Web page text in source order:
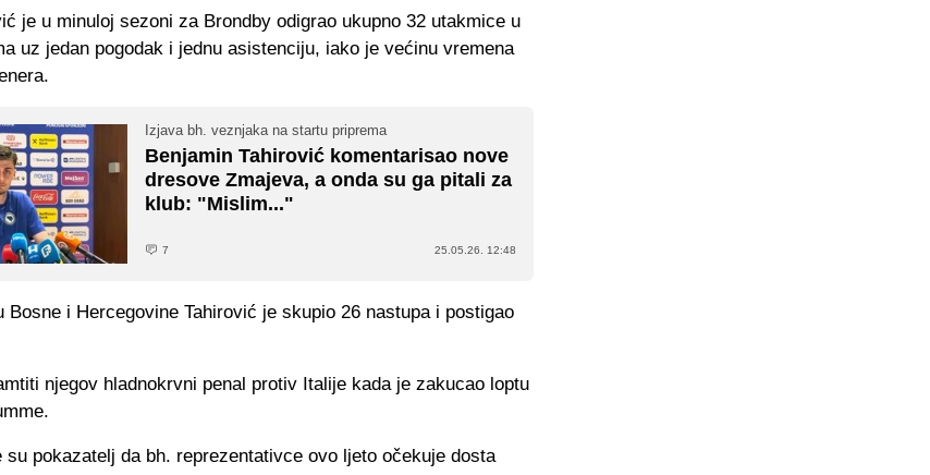
je u minuloj sezoni za Brondby odigrao ukupno 32 utakmice u
uz jedan pogodak i jednu asistenciju, iako je većinu vremena
Izjava bh. veznjaka na startu priprema
Benjamin Tahirović komentarisao nove
dresove Zmajeva, a onda su ga pitali za
klub: "Mislim..."
7 25.05.26. 12:48
Bosne i Hercegovine Tahirović je skupio 26 nastupa i postigao
njegov hladnokrvni penal protiv Italije kada je zakucao loptu
su pokazatelj da bh. reprezentativce ovo ljeto očekuje dosta